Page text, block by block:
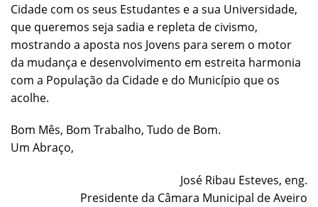
Cidade com os seus Estudantes e a sua Universidade,
que queremos seja sadia e repleta de civismo,
mostrando a aposta nos Jovens para serem o motor
da mudança e desenvolvimento em estreita harmonia
com a População da Cidade e do Município que os
acolhe.
Bom Mês, Bom Trabalho, Tudo de Bom.
Um Abraço,
José Ribau Esteves, eng.
Presidente da Câmara Municipal de Aveiro